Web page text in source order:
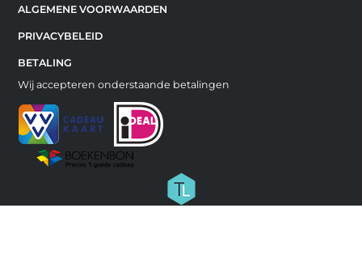
ALGEMENE VOORWAARDEN
PRIVACYBELEID
BETALING
Wij accepteren onderstaande betalingen